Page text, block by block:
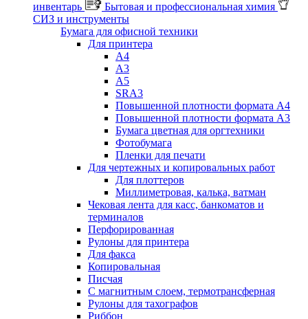
инвентарь
Бытовая и профессиональная химия
СИЗ и инструменты
Бумага для офисной техники
Для принтера
А4
А3
А5
SRA3
Повышенной плотности формата А4
Повышенной плотности формата А3
Бумага цветная для оргтехники
Фотобумага
Пленки для печати
Для чертежных и копировальных работ
Для плоттеров
Миллиметровая, калька, ватман
Чековая лента для касс, банкоматов и
терминалов
Перфорированная
Рулоны для принтера
Для факса
Копировальная
Писчая
С магнитным слоем, термотрансферная
Рулоны для тахографов
Риббон